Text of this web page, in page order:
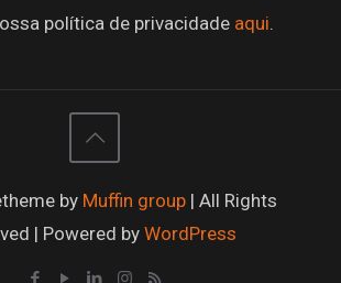
política de privacidade aqui.
by Muffin group| All Rights
| Powered byWordPress